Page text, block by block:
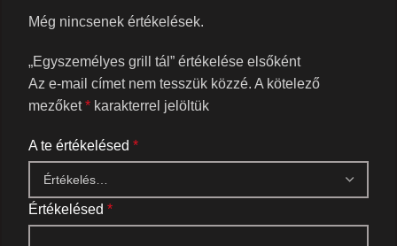
Még nincsenek értékelések.
„Egyszemélyes grill tál” értékelése elsőként
Az e-mail címet nem tesszük közzé. A kötelező
mezőket* karakterrel jelöltük
A te értékelésed *
Értékelésed *